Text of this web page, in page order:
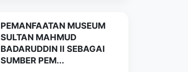
PEMANFAATAN MUSEUM
SULTAN MAHMUD
BADARUDDIN II SEBAGAI
SUMBER PEM...